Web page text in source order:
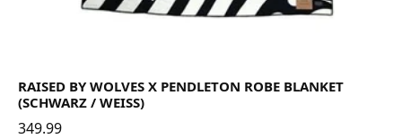
RAISED BY WOLVES X PENDLETON ROBE BLANKET
(SCHWARZ / WEISS)
349.99